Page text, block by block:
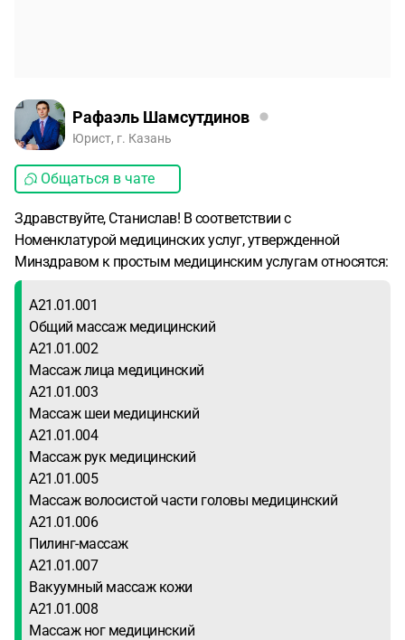
Рафаэль Шамсутдинов
Юрист, г. Казань
Общаться в чате
Здравствуйте, Станислав! В соответствии с
Номенклатурой медицинских услуг, утвержденной
Минздравом к простым медицинским услугам относятся:
А21.01.001
Общий массаж медицинский
А21.01.002
Массаж лица медицинский
А21.01.003
Массаж шеи медицинский
А21.01.004
Массаж рук медицинский
А21.01.005
Массаж волосистой части головы медицинский
А21.01.006
Пилинг-массаж
А21.01.007
Вакуумный массаж кожи
А21.01.008
Массаж ног медицинский